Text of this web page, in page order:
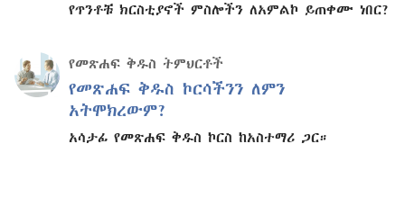
የጥንቶቹ ክርስቲያኖች ምስሎችን ለአምልኮ ይጠቀሙ ነበር?
የመጽሐፍ ቅዱስ ትምህርቶች
የመጽሐፍ ቅዱስ ኮርሳችንን ለምን
አትሞክረውም?
አሳታፊ የመጽሐፍ ቅዱስ ኮርስ ከአስተማሪ ጋር።